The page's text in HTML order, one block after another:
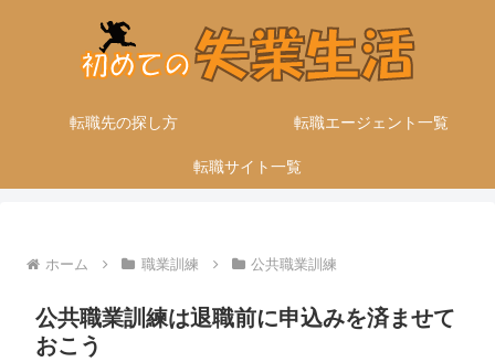
転職先の探し方 転職エージェント一覧
転職サイト一覧
ホーム 職業訓練 公共職業訓練
公共職業訓練は退職前に申込みを済ませて
おこう